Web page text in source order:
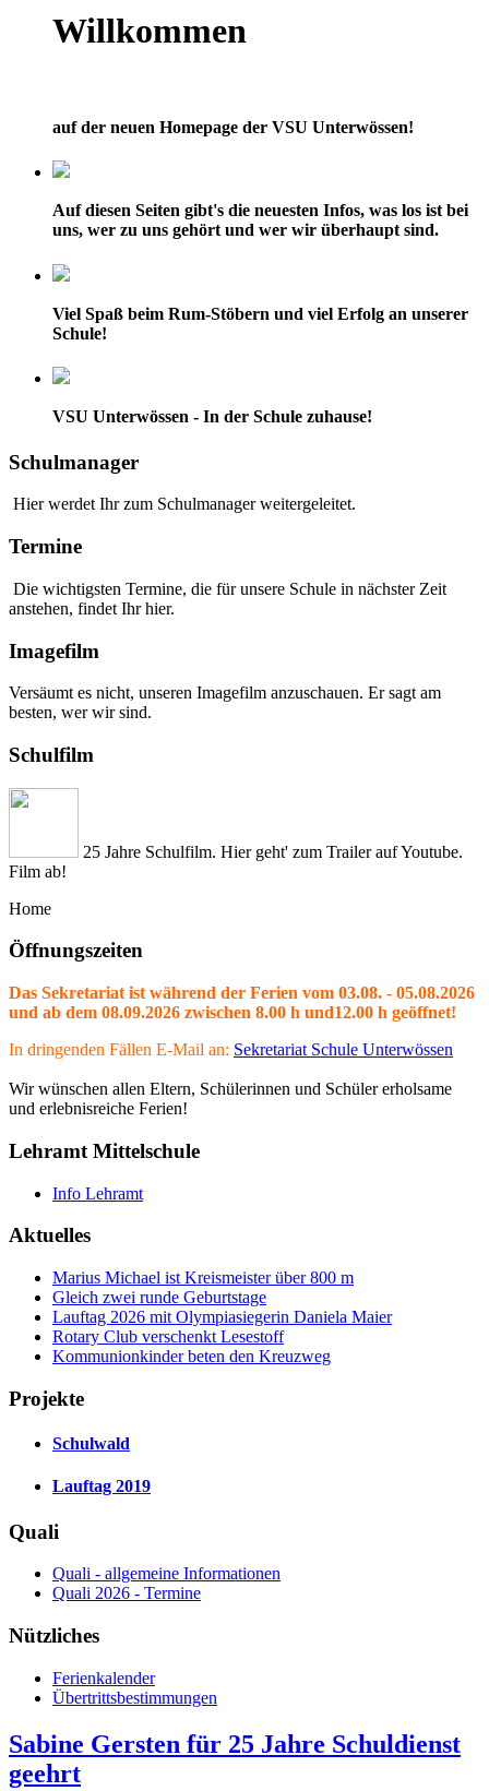
Willkommen
auf der neuen Homepage der VSU Unterwössen!
Auf diesen Seiten gibt's die neuesten Infos, was los ist bei
uns, wer zu uns gehört und wer wir überhaupt sind.
Viel Spaß beim Rum-Stöbern und viel Erfolg an unserer
Schule!
VSU Unterwössen - In der Schule zuhause!
Schulmanager
Hier werdet Ihr zum Schulmanager weitergeleitet.
Termine
Die wichtigsten Termine, die für unsere Schule in nächster Zeit
anstehen, findet Ihr hier.
Imagefilm
Versäumt es nicht, unseren Imagefilm anzuschauen. Er sagt am
besten, wer wir sind.
Schulfilm
25 Jahre Schulfilm. Hier geht' zum Trailer auf Youtube.
Film ab!
Home
Öffnungszeiten
Das Sekretariat ist während der Ferien vom 03.08. - 05.08.2026
und ab dem 08.09.2026 zwischen 8.00 h und12.00 h geöffnet!
In dringenden Fällen E-Mail an: Sekretariat Schule Unterwössen
Wir wünschen allen Eltern, Schülerinnen und Schüler erholsame
und erlebnisreiche Ferien!
Lehramt Mittelschule
Info Lehramt
Aktuelles
Marius Michael ist Kreismeister über 800 m
Gleich zwei runde Geburtstage
Lauftag 2026 mit Olympiasiegerin Daniela Maier
Rotary Club verschenkt Lesestoff
Kommunionkinder beten den Kreuzweg
Projekte
Schulwald
Lauftag 2019
Quali
Quali - allgemeine Informationen
Quali 2026 - Termine
Nützliches
Ferienkalender
Übertrittsbestimmungen
Sabine Gersten für 25 Jahre Schuldienst
geehrt